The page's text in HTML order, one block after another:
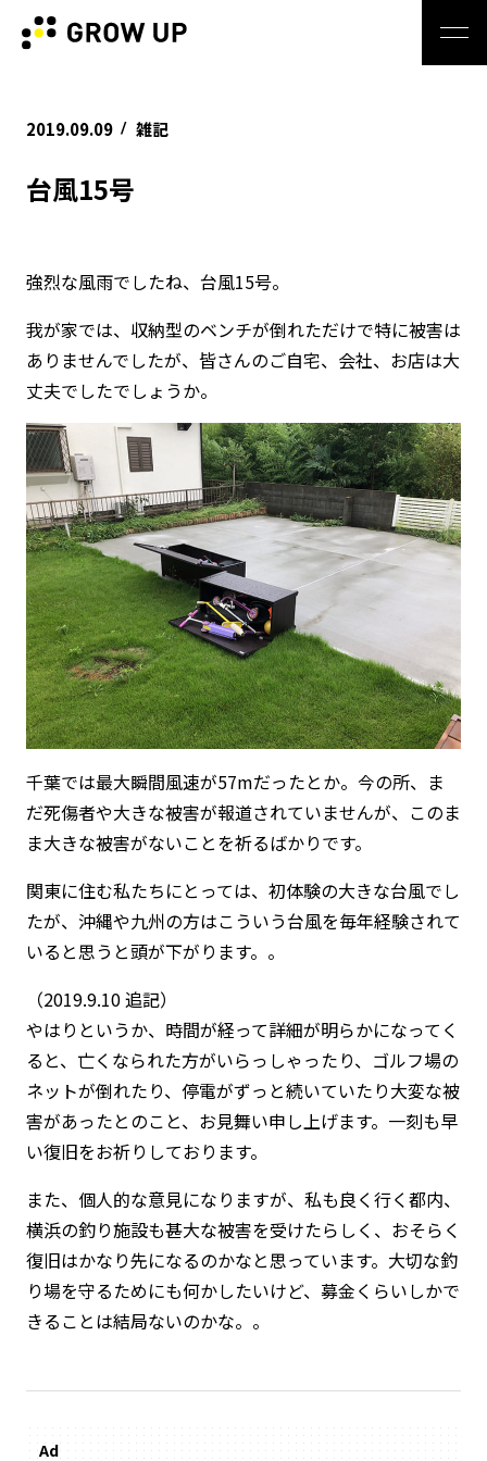
台風15号
2019.09.09 / 雑記
強烈な風雨でしたね、台風15号。
我が家では、収納型のベンチが倒れただけで特に被害は
ありませんでしたが、皆さんのご自宅、会社、お店は大
丈夫でしたでしょうか。
千葉では最大瞬間風速が57mだったとか。今の所、ま
だ死傷者や大きな被害が報道されていませんが、このま
ま大きな被害がないことを祈るばかりです。
関東に住む私たちにとっては、初体験の大きな台風でし
たが、沖縄や九州の方はこういう台風を毎年経験されて
いると思うと頭が下がります。。
（2019.9.10 追記）
やはりというか、時間が経って詳細が明らかになってく
ると、亡くなられた方がいらっしゃったり、ゴルフ場の
ネットが倒れたり、停電がずっと続いていたり大変な被
害があったとのこと、お見舞い申し上げます。一刻も早
い復旧をお祈りしております。
また、個人的な意見になりますが、私も良く行く都内、
横浜の釣り施設も甚大な被害を受けたらしく、おそらく
復旧はかなり先になるのかなと思っています。大切な釣
り場を守るためにも何かしたいけど、募金くらいしかで
きることは結局ないのかな。。
Ad